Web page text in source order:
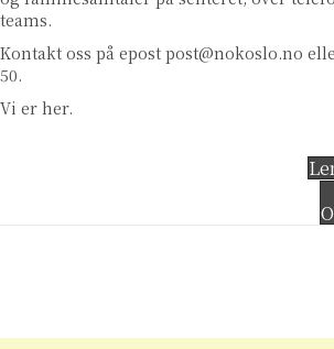
teams.
Kontakt oss på epost post@nokoslo.no
50.
Vi er her.